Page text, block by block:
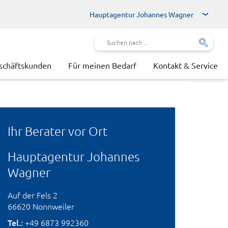
Hauptagentur Johannes Wagner
Für meinen Bedarf Kontakt & Service
Hauptagentur Johannes
Ihr Berater vor Ort
Hauptagentur Johannes
Wagner
Auf der Fels 2
66620 Nonnweiler
Tel.:+49 6873 992360